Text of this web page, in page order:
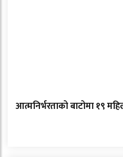
आत्मनिर्भरताको बाटोमा १९